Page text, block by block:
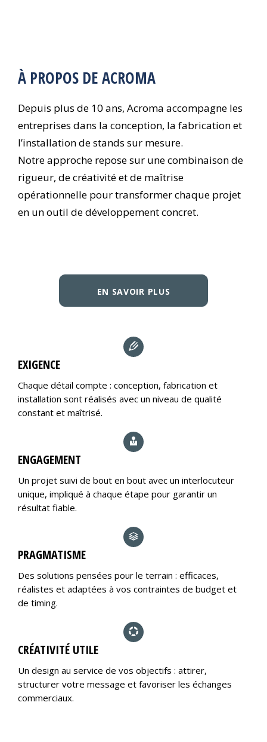
À PROPOS DE ACROMA
Depuis plus de 10 ans, Acroma accompagne les
entreprises dans la conception, la fabrication et
l’installation de stands sur mesure.
Notre approche repose sur une combinaison de
rigueur, de créativité et de maîtrise
opérationnelle pour transformer chaque projet
en un outil de développement concret.
EN SAVOIR PLUS
EXIGENCE
Chaque détail compte : conception, fabrication et
installation sont réalisés avec un niveau de qualité
constant et maîtrisé.
ENGAGEMENT
Un projet suivi de bout en bout avec un interlocuteur
unique, impliqué à chaque étape pour garantir un
résultat fiable.
PRAGMATISME
Des solutions pensées pour le terrain : efficaces,
réalistes et adaptées à vos contraintes de budget et
de timing.
CRÉATIVITÉ UTILE
Un design au service de vos objectifs : attirer,
structurer votre message et favoriser les échanges
commerciaux.